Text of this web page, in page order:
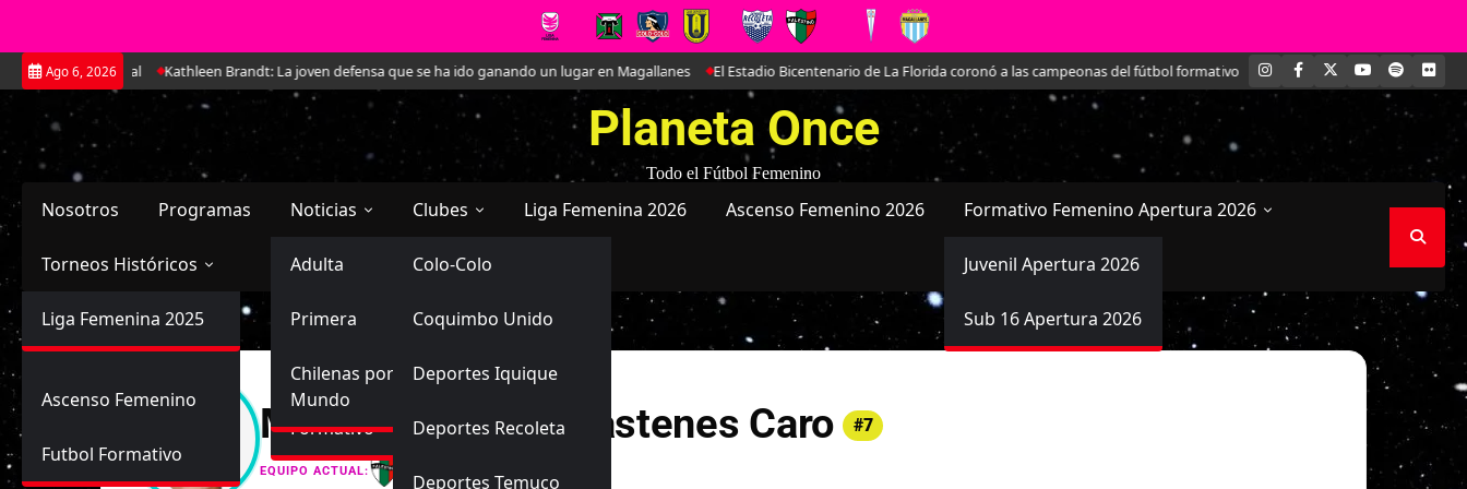
Saltar
al
contenido
Ago 6, 2026
para el Mundial Kathleen Brandt: La joven defensa que se ha ido ganando un lugar en Magallanes El Estadio Bicentenario de La Florida coronó a las campeonas del fútbol formativo femenino Conversamos en
INSTAGRAM
FACEBOOK YOUTUBE
SPOTIFY
Planeta Once
Todo el Fútbol Femenino
Nosotros Programas Noticias
Selección Chilena
Adulta
Sub-20
Sub-17
Futbol Nacional
Primera
Ascenso
Formativo
Futbol Internacional
Chilenas por el
Mundo
Clubes
Primera
Colo-Colo
Coquimbo Unido
Deportes Iquique
Deportes Recoleta
Deportes Temuco
Ascenso
Liga Femenina 2026 Ascenso Femenino 2026 Formativo Femenino Apertura 2026
Juvenil Apertura 2026
Sub 16 Apertura 2026
Torneos Históricos
Primera División
Femenina
Liga Femenina 2025
Ascenso Femenino
Futbol Formativo
Mariel Valentina Pastenes Caro #7
EQUIPO ACTUAL: Palestino